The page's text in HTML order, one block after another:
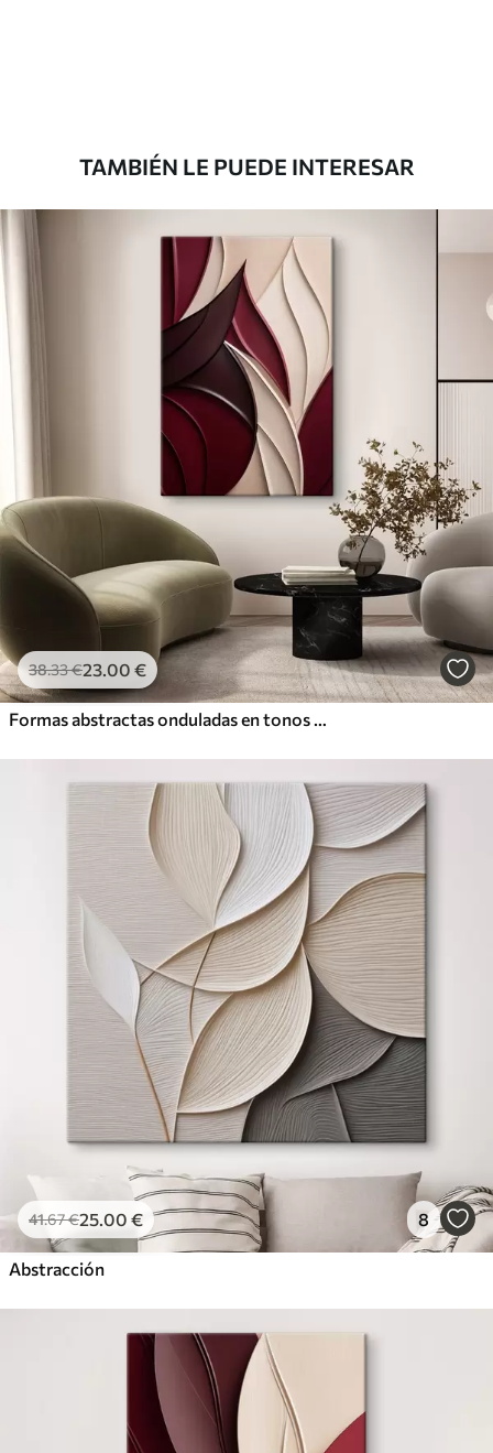
TAMBIÉN LE PUEDE INTERESAR
38.33€23.00 €
Formas abstractas onduladas en tonos burdeos y crema, con texturas superpuestas
41.67€25.00 € 8
Abstracción